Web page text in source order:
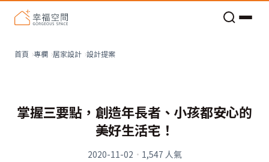
首頁 專欄 居家設計 設計提案
掌握三要點，創造年長者、小孩都安心的
美好生活宅！
2020-11-02 · 1,547 人氣